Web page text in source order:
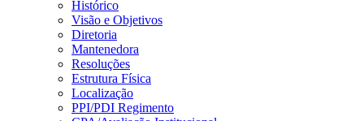
Histórico
Visão e Objetivos
Diretoria
Mantenedora
Resoluções
Estrutura Física
Localização
PPI/PDI Regimento